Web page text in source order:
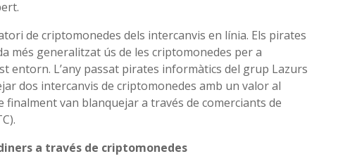
de criptomonedes dels intercanvis en línia. Els pirates
més generalitzat ús de les criptomonedes per a
entorn. L’any passat pirates informàtics del grup Lazurs
dos intercanvis de criptomonedes amb un valor al
finalment van blanquejar a través de comerciants de
a través de criptomonedes